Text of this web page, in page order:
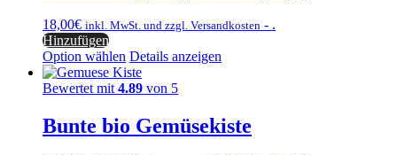
18,00€ inkl. MwSt. und zzgl. Versandkosten - .
Hinzufügen
Option wählen Details anzeigen
Bewertet mit4.89 von 5
Bunte bio Gemüsekiste